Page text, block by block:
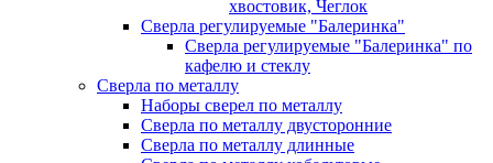
хвостовик, Чеглок
Сверла регулируемые "Балеринка"
Сверла регулируемые "Балеринка" по
кафелю и стеклу
Сверла по металлу
Наборы сверел по металлу
Сверла по металлу двусторонние
Сверла по металлу длинные